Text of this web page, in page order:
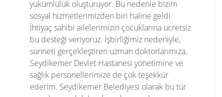
yükümlülük oluşturuyor. Bu nedenle bizim
sosyal hizmetlerimizden biri haline geldi.
İhtiyaç sahibi ailelerimizin çocuklarına ücretsiz
bu desteği veriyoruz. İşbirliğimiz nedeniyle,
sünneti gerçekleştiren uzman doktorlarımıza,
Seydikemer Devlet Hastanesi yönetimine ve
sağlık personellerimize de çok teşekkür
ederim. Seydikemer Belediyesi olarak bu tür